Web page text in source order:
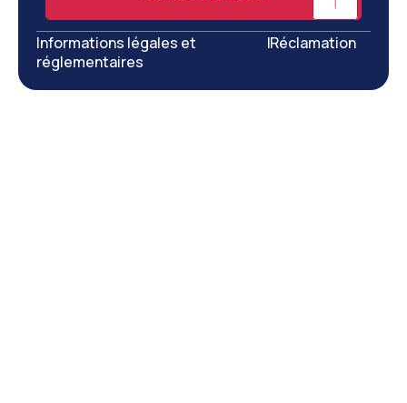
Informations légales et
réglementaires
|Réclamation